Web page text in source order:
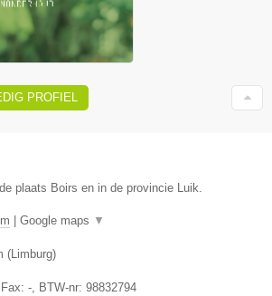
PROFIEL
plaats Boirs en in de provincie Luik.
Google maps ▼
(Limburg)
-, BTW-nr: 98832794